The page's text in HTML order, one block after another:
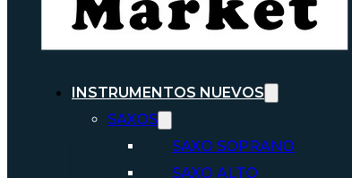
INSTRUMENTOS NUEVOS
SAXOS
SAXO SOPRANO
SAXO ALTO